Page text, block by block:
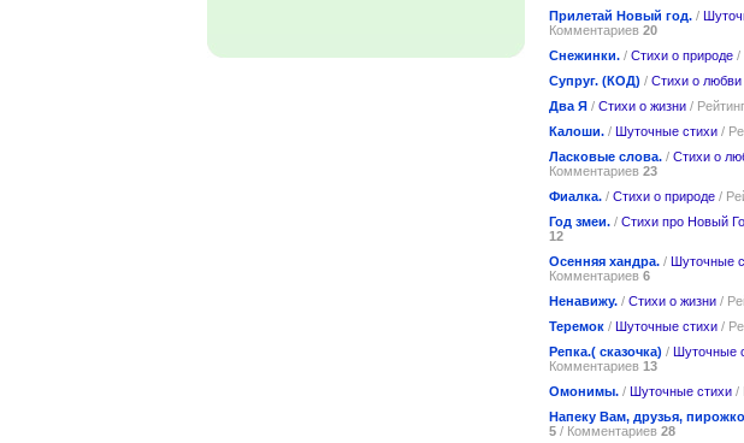
Прилетай Новый год. /
Комментариев 20
Снежинки. / Стихи о природе /
Супруг. (КОД) / Стихи о любви
Два Я / Стихи о жизни / Рейтинг
Калоши. / Шуточные стихи /
Ласковые слова. / Стихи о
Комментариев 23
Фиалка. / Стихи о природе /
Год змеи. / Стихи про Новый
12
Осенняя хандра. / Шуточные
Комментариев 6
Ненавижу. / Стихи о жизни /
Теремок / Шуточные стихи /
Репка.( сказочка) / Шуточные
Комментариев 13
Омонимы. / Шуточные стихи /
Напеку Вам, друзья,
5 / Комментариев 28